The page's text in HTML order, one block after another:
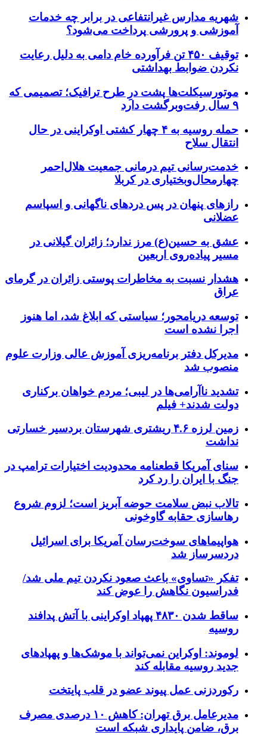
شهریه مدارس غیرانتفاعی در برابر چه خدمات
آموزشی و پرورشی پرداخت می‌شود؟
توقیف ۴۵۰ تن فرآورده خام دامی به دلیل رعایت
نکردن ضوابط بهداشتی
موتورسیکلت‌ها پشت درِ طرح ترافیک؛ تصمیمی که
۹ سال رفت‌وبرگشت دارد
حمله روسیه به ۴ چهار کشتی اوکراینی در حال
انتقال سلاح
خدمت‌رسانی تیم درمانی جمعیت هلال‌احمر
چهارمحال‌وبختیاری در کربلا
رازهای پنهان در پس دردهای ناگهانی و اسپاسم
عضلانی
عشق به حسین(ع) مرز ندارد؛ زائران گیلانی در
مسیر پیاده‌روی اربعین
هشدار نسبت به مخاطرات پوستی زائران در گرمای
عراق
توسعه دریامحور؛ سیاستی که ابلاغ شد، اما هنوز
اجرا نشده است
مدیرکل دفتر برنامه‌ریزی آموزش عالی وزارت علوم
منصوب شد
تشدید ناآرامی‌ها در لیبی؛ مردم خواهان برکناری
دولت شدند+ فیلم
زمین لرزه ۴.۶ ریشتری شهرستان بردسیر خسارتی
نداشت
سنای آمریکا قطعنامه محدودیت اختیارات ترامپ در
جنگ با ایران را رد کرد
تالاب نبض سلامت حوضه آبریز است؛ لزوم شروع
رهاسازی حقابه گاوخونی
هواپیماهای سوخت‌رسان آمریکا برای اسرائیل
دردسرساز شد
تفکر «تساوی» باعث صعود نکردن تیم ملی شد/
فدراسیون نگاهش را عوض کند
ساقط شدن ۴۸۳۰ پهپاد اوکراینی با آتش پدافند
روسیه
لوموند: اوکراین نمی‌تواند با موشک‌ها و پهپادهای
جدید روسیه مقابله کند
رکوردزنی عمل پیوند عضو در قلب پایتخت
مدیرعامل برق تهران: کاهش ۱۰ درصدی مصرف
برق، ضامن پایداری شبکه است